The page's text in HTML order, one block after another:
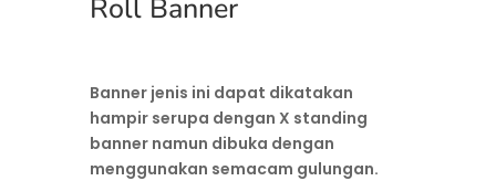
Roll Banner
Banner jenis ini dapat dikatakan
hampir serupa dengan X standing
banner namun dibuka dengan
menggunakan semacam gulungan.